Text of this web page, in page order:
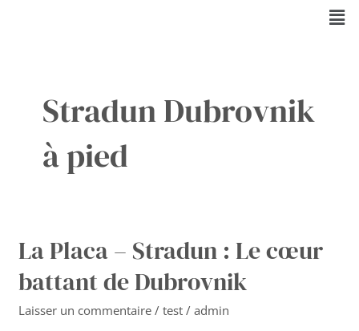
Stradun Dubrovnik
à pied
La Placa – Stradun : Le cœur
battant de Dubrovnik
Laisser un commentaire /test /admin
La
Placa
–
: